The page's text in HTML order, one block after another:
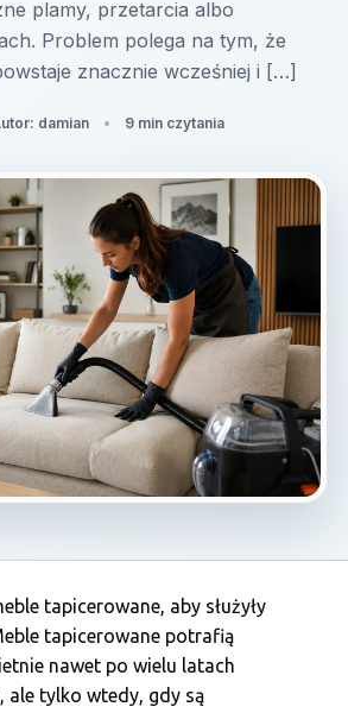
plamy, przetarcia albo
Problem polega na tym, że
znacznie wcześniej i […]
damian 9 min czytania
tapicerowane, aby służyły
tapicerowane potrafią
nawet po wielu latach
ale tylko wtedy, gdy są